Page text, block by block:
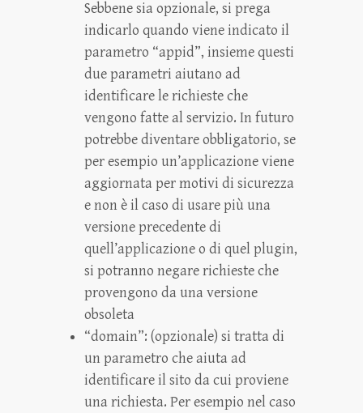
Sebbene sia opzionale, si prega
indicarlo quando viene indicato il
parametro “appid”, insieme questi
due parametri aiutano ad
identificare le richieste che
vengono fatte al servizio. In futuro
potrebbe diventare obbligatorio, se
per esempio un’applicazione viene
aggiornata per motivi di sicurezza
e non è il caso di usare più una
versione precedente di
quell’applicazione o di quel plugin,
si potranno negare richieste che
provengono da una versione
obsoleta
“domain”: (opzionale) si tratta di
un parametro che aiuta ad
identificare il sito da cui proviene
una richiesta. Per esempio nel caso